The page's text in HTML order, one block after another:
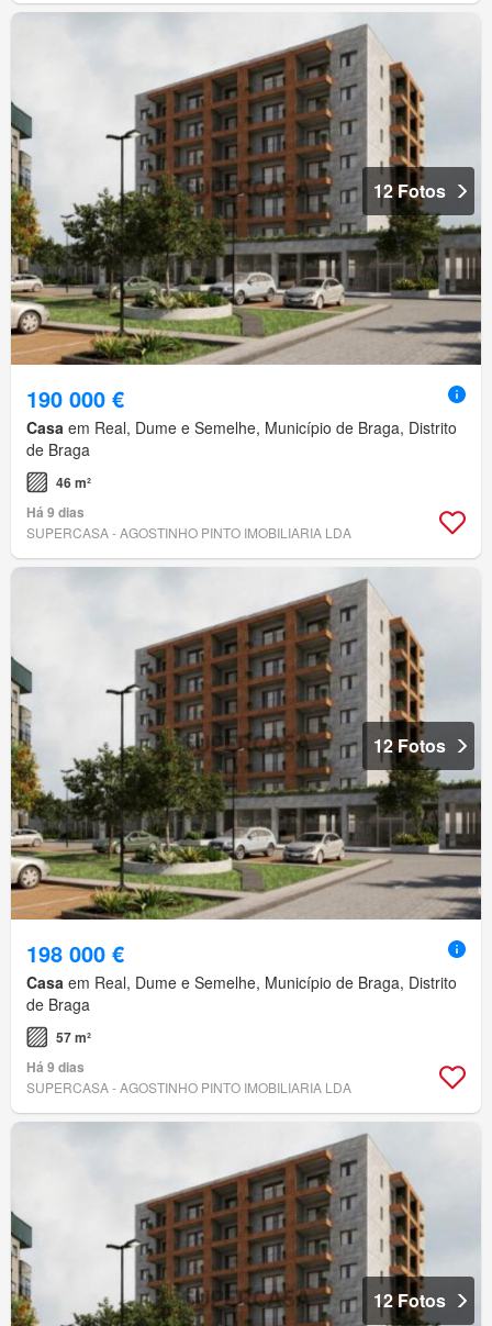
12 Fotos
190 000 €
Casa em Real, Dume e Semelhe, Município de Braga, Distrito
de Braga
46 m²
Há 9 dias
SUPERCASA - AGOSTINHO PINTO IMOBILIARIA LDA
12 Fotos
198 000 €
Casa em Real, Dume e Semelhe, Município de Braga, Distrito
de Braga
57 m²
Há 9 dias
SUPERCASA - AGOSTINHO PINTO IMOBILIARIA LDA
12 Fotos